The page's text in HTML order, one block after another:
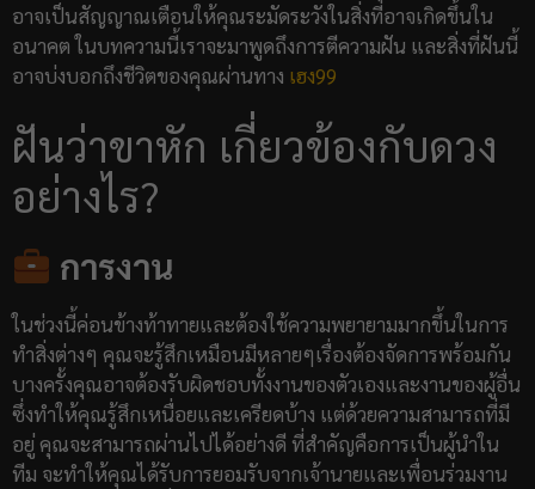
อาจเป็นสัญญาณเตือนให้คุณระมัดระวังในสิ่งที่อาจเกิดขึ้นใน
อนาคต ในบทความนี้เราจะมาพูดถึงการตีความฝัน และสิ่งที่ฝันนี้
อาจบ่งบอกถึงชีวิตของคุณผ่านทาง เฮง99
ฝันว่าขาหัก เกี่ยวข้องกับดวง
อย่างไร?
การงาน
ในช่วงนี้ค่อนข้างท้าทายและต้องใช้ความพยายามมากขึ้นในการ
ทำสิ่งต่างๆ คุณจะรู้สึกเหมือนมีหลายๆเรื่องต้องจัดการพร้อมกัน
บางครั้งคุณอาจต้องรับผิดชอบทั้งงานของตัวเองและงานของผู้อื่น
ซึ่งทำให้คุณรู้สึกเหนื่อยและเครียดบ้าง แต่ด้วยความสามารถที่มี
อยู่ คุณจะสามารถผ่านไปได้อย่างดี ที่สำคัญคือการเป็นผู้นำใน
ทีม จะทำให้คุณได้รับการยอมรับจากเจ้านายและเพื่อนร่วมงาน